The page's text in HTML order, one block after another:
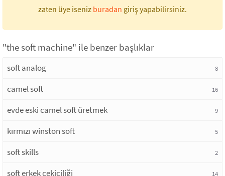
zaten üye iseniz buradan giriş yapabilirsiniz.
"the soft machine" ile benzer başlıklar
soft analog 8
camel soft 16
evde eski camel soft üretmek 9
kırmızı winston soft 5
soft skills 2
soft erkek çekiciliği 14